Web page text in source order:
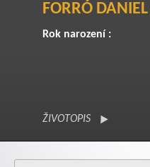
FORRÓ DANIEL
Rok narození :
ŽIVOTOPIS